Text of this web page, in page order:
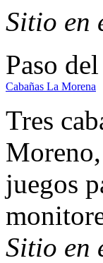
Sitio en
Paso
Cabañas La Morena
Tres
juegos
Sitio en